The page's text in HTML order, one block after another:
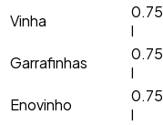
Vinha
0.75
l
Garrafinhas
0.75
l
Enovinho
0.75
l